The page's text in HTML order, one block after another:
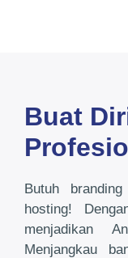
Buat
Butuh
hosting!
menjadikan
Menjangkau